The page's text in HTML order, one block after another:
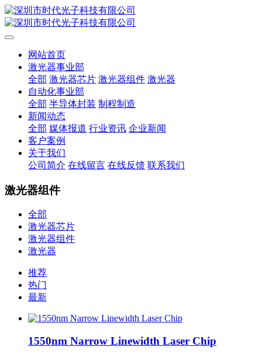
网站首页
激光器事业部
全部 激光器芯片 激光器组件 激光器
自动化事业部
全部 半导体封装 制程制造
新闻动态
全部 媒体报道 行业资讯 企业新闻
客户案例
关于我们
公司简介 在线留言 在线反馈 联系我们
激光器组件
全部
激光器芯片
激光器组件
激光器
推荐
热门
最新
1550nm Narrow Linewidth Laser Chip